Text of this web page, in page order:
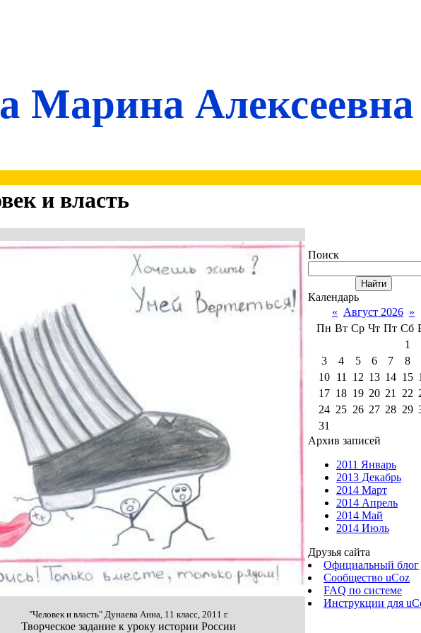
Марина Алексеевна
и власть
"Человек и власть" Дунаева Анна, 11 класс, 2011 г.
Творческое задание к уроку истории России
Поиск
Календарь
« Август 2026 »
Пн Вт Ср Чт Пт Сб
1
3
4 5 6 7 8
10
11 12 13 14 15
17 18 19 20 21 22
24 25 26 27 28 29
31
Архив записей
2011 Январь
2013 Декабрь
2014 Март
2014 Апрель
2014 Май
2014 Июль
Друзья сайта
Официальный блог
Сообщество uCoz
FAQ по системе
Инструкции для